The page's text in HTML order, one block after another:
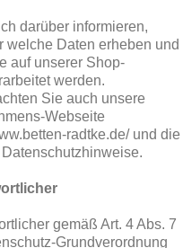
darüber informieren,
welche Daten erheben und
auf unserer Shop-
werden.
Sie auch unsere
Webseite
radtke.de/ und die
gemäß Art. 4 Abs. 7
Grundverordnung